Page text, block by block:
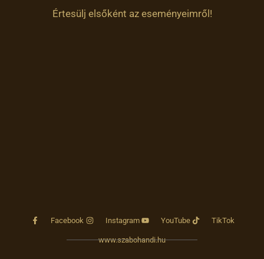
Értesülj elsőként az eseményeimről!
Facebook Instagram YouTube TikTok
www.szabohandi.hu